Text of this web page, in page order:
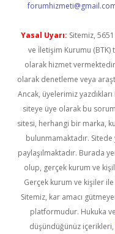
Yasal Uyarı: Sitemiz,
ve İletişim Kurumu (BTK)
olarak hizmet
olarak denetleme veya
Ancak, üyelerimiz
siteye üye olarak bu
sitesi, herhangi bir marka,
bulunmamaktadır. Sitede
paylaşılmaktadır. Burada
olup, gerçek kurum ve
Gerçek kurum ve kişiler
Sitemiz, kar amacı
platformudur. Hukuka
düşündüğünüz içerikleri,